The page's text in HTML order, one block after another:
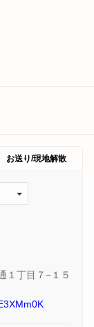
お送り/現地解散
１丁目７−１５